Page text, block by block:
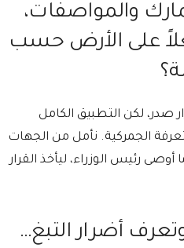
والمواصفات،
على الأرض حسب
صدر، لكن التطبيق الكامل
الجمركية. ⁠نأمل من الجهات
رئيس الوزراء، ليأخذ القرار
أضرار التبغ…